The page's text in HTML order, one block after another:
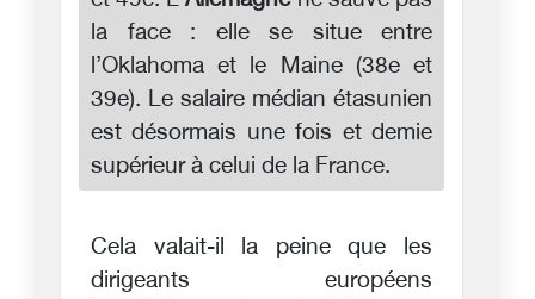
la face : elle se situe entre
l’Oklahoma et le Maine (38e et
39e). Le salaire médian étasunien
est désormais une fois et demie
supérieur à celui de la France.
Cela valait-il la peine que les
dirigeants européens